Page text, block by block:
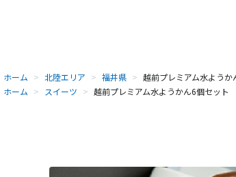
ホーム > 北陸エリア > 福井県 > 越前プレミアム水ようか
ホーム > スイーツ > 越前プレミアム水ようかん6個セット